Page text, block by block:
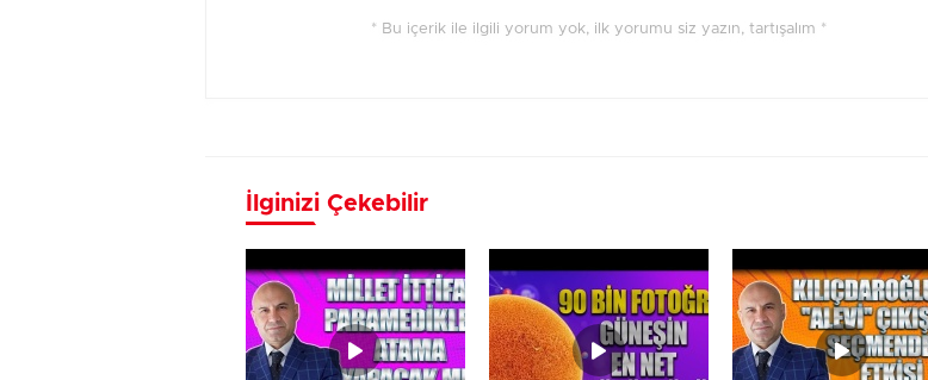
* Bu içerik ile ilgili yorum yok, ilk yorumu siz yazın, tartışalım *
İlginizi Çekebilir